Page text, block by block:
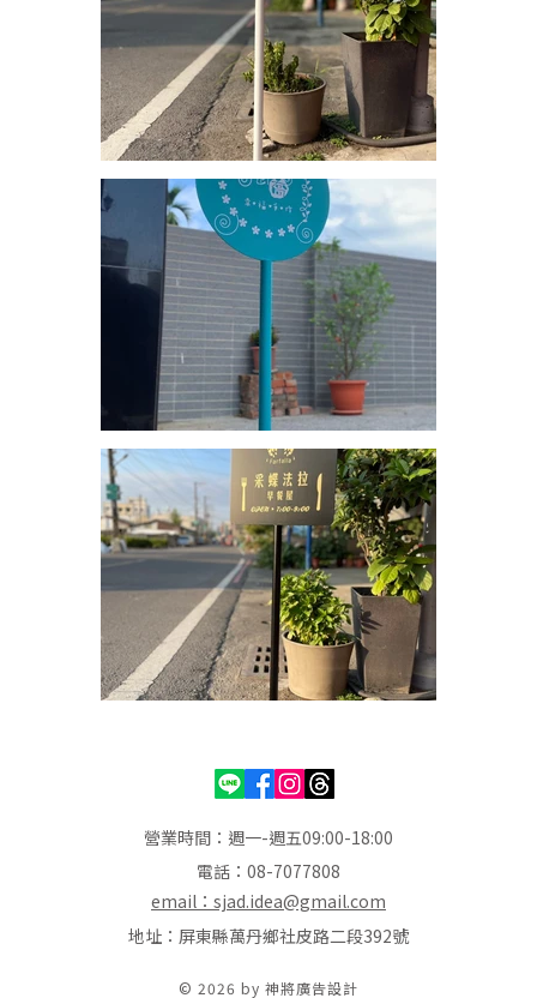
營業時間：週一-週五09:00-18:00
電話：08-7077808
email：sjad.idea@gmail.com
地址：屏東縣萬丹鄉社皮路二段392號
© 2026 by 神將廣告設計